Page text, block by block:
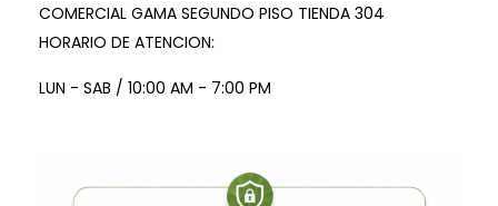
COMERCIAL GAMA SEGUNDO PISO TIENDA 304
HORARIO DE ATENCION:
LUN - SAB / 10:00 AM - 7:00 PM